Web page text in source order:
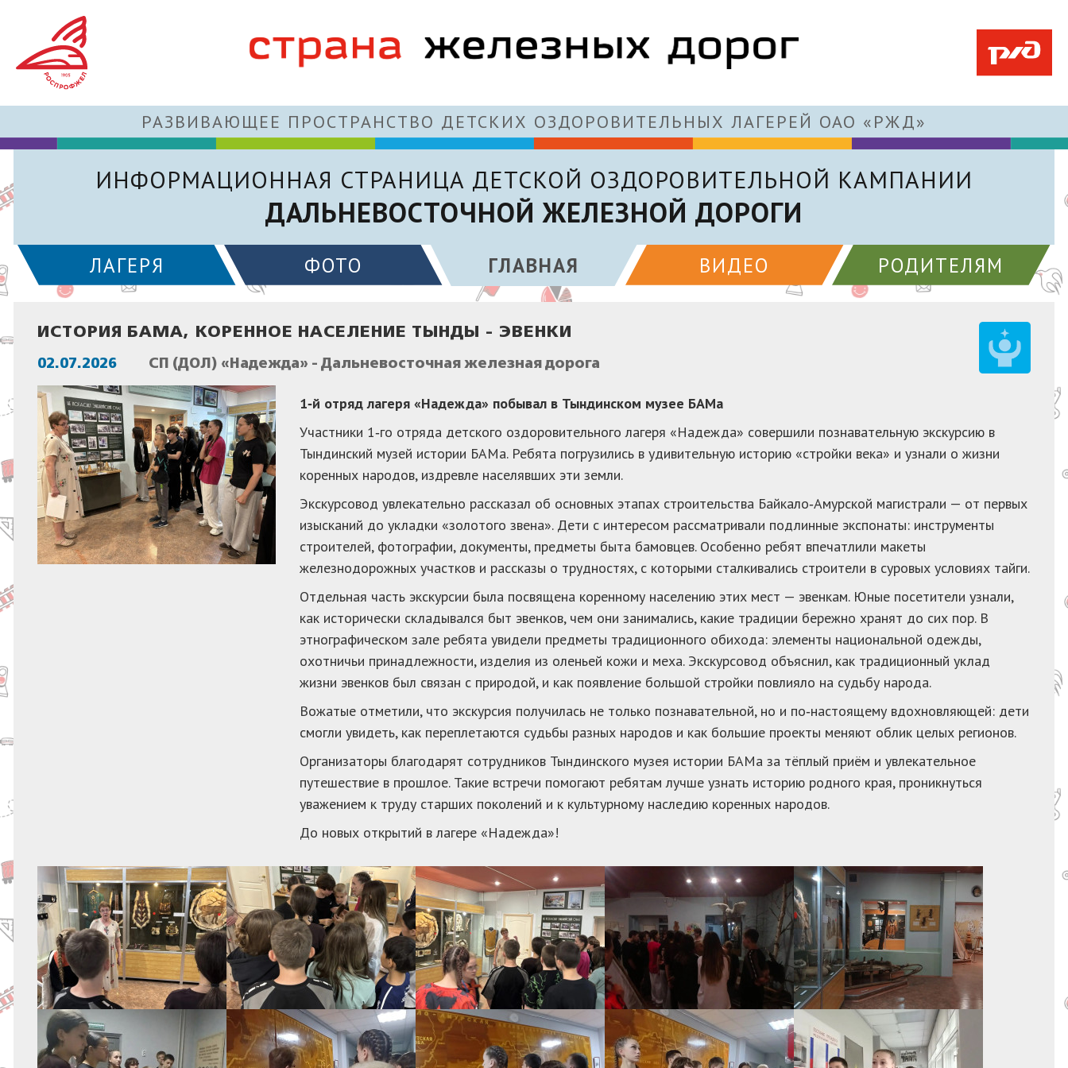
РАЗВИВАЮЩЕЕ ПРОСТРАНСТВО ДЕТСКИХ ОЗДОРОВИТЕЛЬНЫХ ЛАГЕРЕЙ ОАО «РЖД»
ИНФОРМАЦИОННАЯ СТРАНИЦА ДЕТСКОЙ ОЗДОРОВИТЕЛЬНОЙ КАМПАНИИ
ДАЛЬНЕВОСТОЧНОЙ ЖЕЛЕЗНОЙ ДОРОГИ
ЛАГЕРЯ ФОТО ГЛАВНАЯ ВИДЕО РОДИТЕЛЯМ
ИСТОРИЯ БАМА, КОРЕННОЕ НАСЕЛЕНИЕ ТЫНДЫ - ЭВЕНКИ
02.07.2026 СП (ДОЛ) «Надежда» - Дальневосточная железная дорога
1‑й отряд лагеря «Надежда» побывал в Тындинском музее БАМа
Участники 1‑го отряда детского оздоровительного лагеря «Надежда» совершили познавательную экскурсию в
Тындинский музей истории БАМа. Ребята погрузились в удивительную историю «стройки века» и узнали о жизни
коренных народов, издревле населявших эти земли.
Экскурсовод увлекательно рассказал об основных этапах строительства Байкало‑Амурской магистрали — от первых
изысканий до укладки «золотого звена». Дети с интересом рассматривали подлинные экспонаты: инструменты
строителей, фотографии, документы, предметы быта бамовцев. Особенно ребят впечатлили макеты
железнодорожных участков и рассказы о трудностях, с которыми сталкивались строители в суровых условиях тайги.
Отдельная часть экскурсии была посвящена коренному населению этих мест — эвенкам. Юные посетители узнали,
как исторически складывался быт эвенков, чем они занимались, какие традиции бережно хранят до сих пор. В
этнографическом зале ребята увидели предметы традиционного обихода: элементы национальной одежды,
охотничьи принадлежности, изделия из оленьей кожи и меха. Экскурсовод объяснил, как традиционный уклад
жизни эвенков был связан с природой, и как появление большой стройки повлияло на судьбу народа.
Вожатые отметили, что экскурсия получилась не только познавательной, но и по‑настоящему вдохновляющей: дети
смогли увидеть, как переплетаются судьбы разных народов и как большие проекты меняют облик целых регионов.
Организаторы благодарят сотрудников Тындинского музея истории БАМа за тёплый приём и увлекательное
путешествие в прошлое. Такие встречи помогают ребятам лучше узнать историю родного края, проникнуться
уважением к труду старших поколений и к культурному наследию коренных народов.
До новых открытий в лагере «Надежда»!